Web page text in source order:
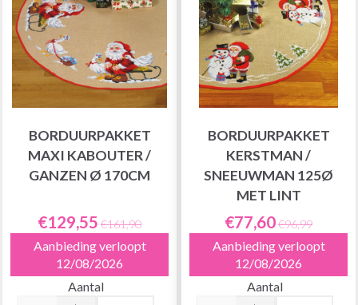
BORDUURPAKKET
MAXI KABOUTER /
GANZEN Ø 170CM
€129,55 €161,90
Aanbieding verloopt
12/08/2026
Aantal
BORDUURPAKKET
KERSTMAN /
SNEEUWMAN 125Ø
MET LINT
€77,60€96,99
Aanbieding verloopt
12/08/2026
Aantal